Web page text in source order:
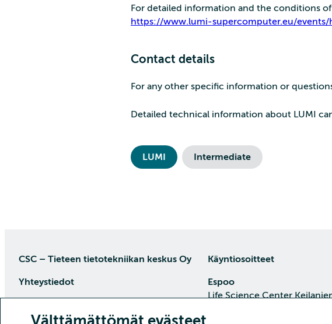
Välttämättömät evästeet
For detailed information and the conditions
https://www.lumi-supercomputer.eu/events/
Contact details
For any other specific information or
Detailed technical information about LUMI
LUMI Intermediate
CSC – Tieteen tietotekniikan keskus Oy
Yhteystiedot
puh. (09) 457 2001 (vaihde)
Käyntiosoitteet
Espoo
Life Science Center